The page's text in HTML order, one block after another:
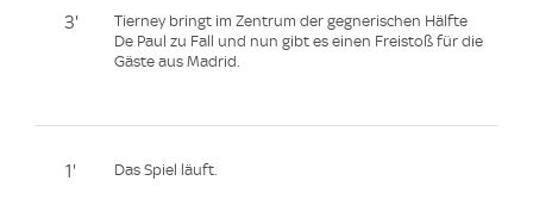
3'
Tierney bringt im Zentrum der gegnerischen Hälfte
De Paul zu Fall und nun gibt es einen Freistoß für die
Gäste aus Madrid.
1' Das Spiel läuft.